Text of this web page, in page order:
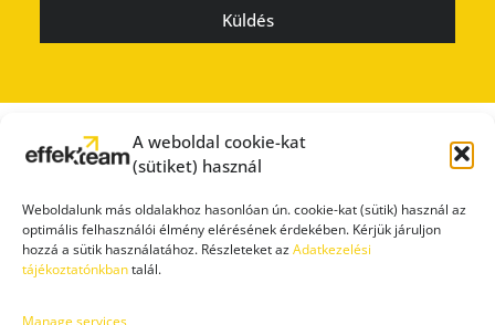
A weboldal cookie-kat
(sütiket) használ
Weboldalunk más oldalakhoz hasonlóan ún. cookie-kat (sütik) használ az
optimális felhasználói élmény elérésének érdekében. Kérjük járuljon
hozzá a sütik használatához. Részleteket azAdatkezelési
tájékoztatónkbantalál.
Manage services
Küldés